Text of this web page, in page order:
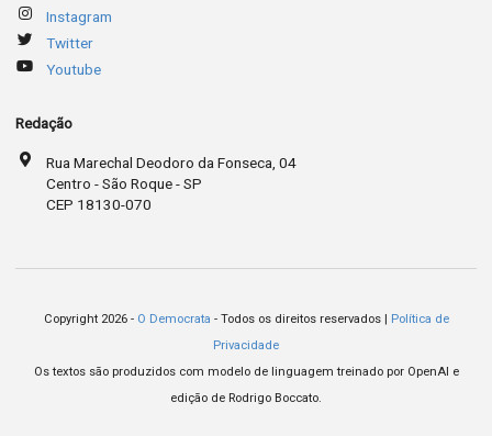
Instagram
Twitter
Youtube
Redação
Rua Marechal Deodoro da Fonseca, 04
Centro - São Roque - SP
CEP 18130-070
Copyright 2026 - O Democrata - Todos os direitos reservados | Política de
Privacidade
Os textos são produzidos com modelo de linguagem treinado por OpenAI e
edição de Rodrigo Boccato.